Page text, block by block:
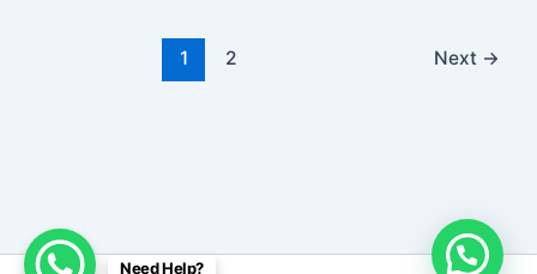
1 2 Next →
Need Help?